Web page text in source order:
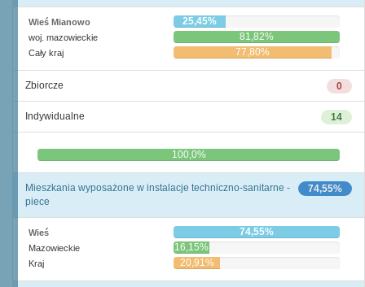
Wieś Mianowo 25,45%
woj. mazowieckie 81,82%
Cały kraj 77,80%
0
Zbiorcze
14
Indywidualne
0,0% 100,0%
74,55%
Mieszkania wyposażone w instalacje techniczno-sanitarne -
piece
Wieś 74,55%
Mazowieckie 16,15%
Kraj 20,91%